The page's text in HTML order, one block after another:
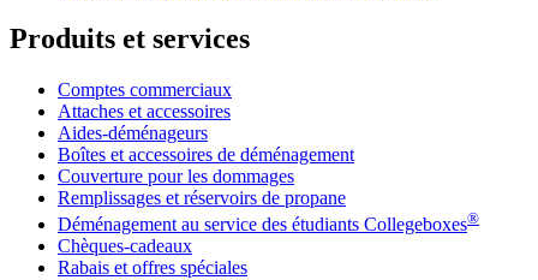
Produits et services
Comptes commerciaux
Attaches et accessoires
Aides-déménageurs
Boîtes et accessoires de déménagement
Couverture pour les dommages
Remplissages et réservoirs de propane
Déménagement au service des étudiants Collegeboxes®
Chèques-cadeaux
Rabais et offres spéciales